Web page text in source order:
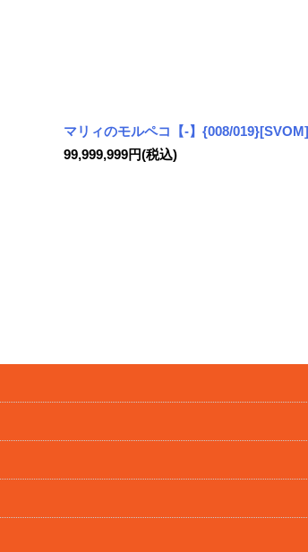
マリィのモルペコ【-】{008/019}[SVOM]
99,999,999円(税込)